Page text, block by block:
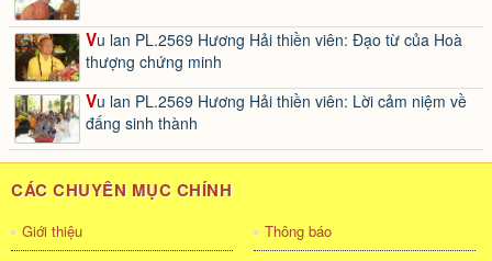
Vu lan PL.2569 Hương Hải thiền viên: Đạo từ của Hoà
thượng chứng minh
Vu lan PL.2569 Hương Hải thiền viên: Lời cảm niệm về
đấng sinh thành
CÁC CHUYÊN MỤC CHÍNH
Giới thiệu
Thông báo